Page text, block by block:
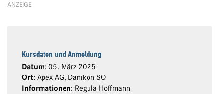
ANZEIGE
Kursdaten und Anmeldung
Datum: 05. März 2025
Ort: Apex AG, Dänikon SO
Informationen: Regula Hoffmann,